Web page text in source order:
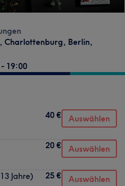
, Charlottenburg, Berlin,
19:00
40 € Auswählen
20 € Auswählen
Jahre)
25 € Auswählen